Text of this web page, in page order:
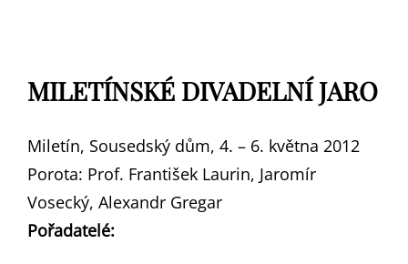
MILETÍNSKÉ DIVADELNÍ JARO
Miletín, Sousedský dům, 4. – 6. května 2012
Porota: Prof. František Laurin, Jaromír
Vosecký, Alexandr Gregar
Pořadatelé: